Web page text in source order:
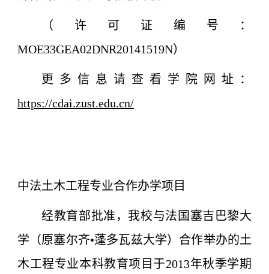
（许可证编号：
MOE33GEA02DNR20141519N）
更多信息请查看学院网址：
https://cdai.zust.edu.cn/
中法土木工程专业合作办学项目
经教育部批准，我校与法国塞吉巴黎大
学（原塞尔齐•蓬多瓦兹大学）合作举办的土
木工程专业本科教育项目于2013年秋季学期